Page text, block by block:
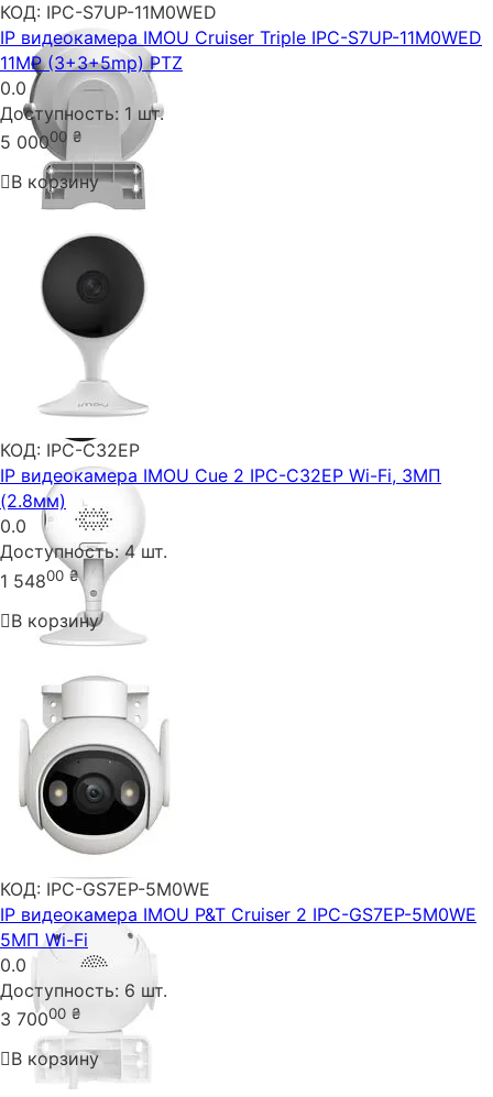
КОД: IPC-S7UP-11M0WED
IP видеокамера IMOU Cruiser Triple IPC-S7UP-11M0WED
11MP (3+3+5mp) PTZ
0.0
Доступность: 1 шт.
5 00000 ₴
В корзину
КОД: IPC-C32EP
IP видеокамера IMOU Cue 2 IPC-C32EP Wi-Fi, 3МП
(2.8мм)
0.0
Доступность: 4 шт.
1 54800 ₴
В корзину
КОД: IPC-GS7EP-5M0WE
IP видеокамера IMOU P&T Cruiser 2 IPC-GS7EP-5M0WE
5МП Wi-Fi
0.0
Доступность: 6 шт.
3 70000 ₴
В корзину